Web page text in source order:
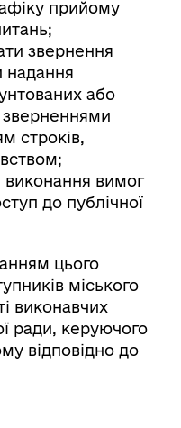
прийому
звернення
надання
або
зверненнями
строків,
виконання вимог
до публічної
цього
міського
виконавчих
ради, керуючого
до